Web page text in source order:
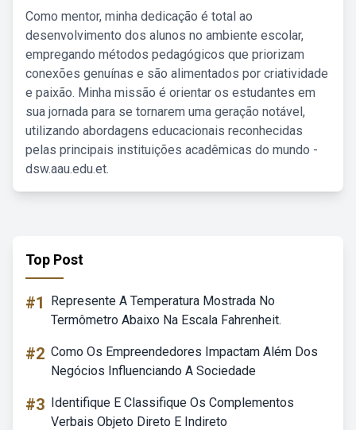
Como mentor, minha dedicação é total ao
desenvolvimento dos alunos no ambiente escolar,
empregando métodos pedagógicos que priorizam
conexões genuínas e são alimentados por criatividade
e paixão. Minha missão é orientar os estudantes em
sua jornada para se tornarem uma geração notável,
utilizando abordagens educacionais reconhecidas
pelas principais instituições acadêmicas do mundo -
dsw.aau.edu.et.
Top Post
#1
Represente A Temperatura Mostrada No
Termômetro Abaixo Na Escala Fahrenheit.
#2 Como Os Empreendedores Impactam Além Dos
Negócios Influenciando A Sociedade
#3 Identifique E Classifique Os Complementos
Verbais Objeto Direto E Indireto